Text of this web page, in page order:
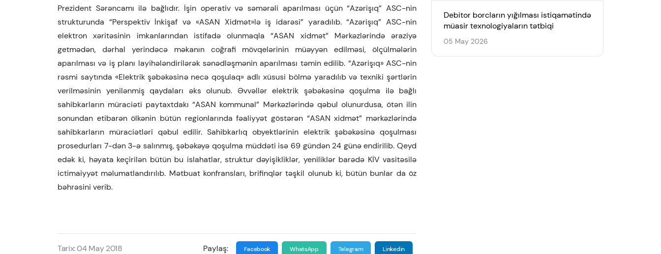
Prezident Sərəncamı ilə bağlıdır. İşin operativ və səmərəli aparılması üçün “Azərişıq” ASC-nin
strukturunda “Perspektiv İnkişaf və «ASAN Xidmət»lə iş idarəsi” yaradılıb. “Azərişıq” ASC-nin
elektron xəritəsinin imkanlarından istifadə olunmaqla “ASAN xidmət” Mərkəzlərində əraziyə
getmədən, dərhal yerindəcə məkanın coğrafi mövqelərinin müəyyən edilməsi, ölçülmələrin
aparılması və iş planı layihələndirilərək sənədləşmənin aparılması təmin edilib. “Azərişıq» ASC-nin
rəsmi saytında «Elektrik şəbəkəsinə necə qoşulaq» adlı xüsusi bölmə yaradılıb və texniki şərtlərin
verilməsinin yenilənmiş qaydaları əks olunub. Əvvəllər elektrik şəbəkəsinə qoşulma ilə bağlı
sahibkarların müraciəti paytaxtdakı “ASAN kommunal” Mərkəzlərində qəbul olunurdusa, ötən ilin
sonundan etibarən ölkənin bütün regionlarında fəaliyyət göstərən “ASAN xidmət” mərkəzlərində
sahibkarların müraciətləri qəbul edilir. Sahibkarlıq obyektlərinin elektrik şəbəkəsinə qoşulması
prosedurları 7-dən 3-ə salınmış, şəbəkəyə qoşulma müddəti isə 69 gündən 24 günə endirilib. Qeyd
edək ki, həyata keçirilən bütün bu islahatlar, struktur dəyişikliklər, yeniliklər barədə KİV vasitəsilə
ictimaiyyət məlumatlandırılıb. Mətbuat konfransları, brifinqlər təşkil olunub ki, bütün bunlar da öz
bəhrəsini verib.
Tarix: 04 May 2018 Paylaş: Facebook WhatsApp Telegram Linkedin
Debitor borcların yığılması istiqamətində
müasir texnologiyaların tətbiqi
05 May 2026